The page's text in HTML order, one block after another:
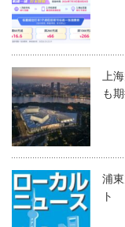
上
も
浦
ト